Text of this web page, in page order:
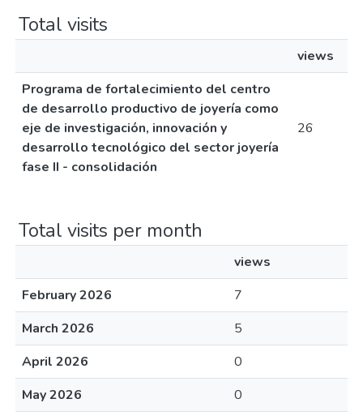
Total visits
views
Programa de fortalecimiento del centro
de desarrollo productivo de joyería como
eje de investigación, innovación y
desarrollo tecnológico del sector joyería
fase II - consolidación
26
Total visits per month
views
February 2026
7
March 2026
5
April 2026
0
May 2026
0